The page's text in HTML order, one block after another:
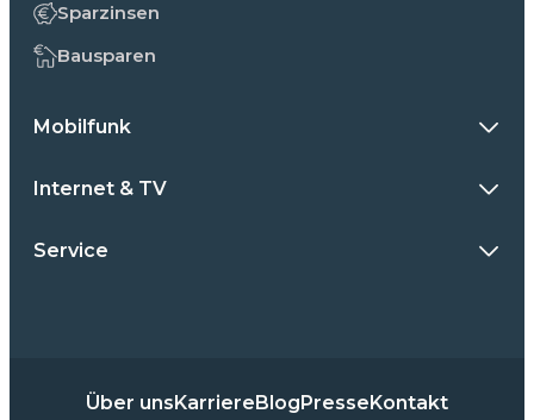
Sparzinsen
Bausparen
Mobilfunk
Internet & TV
Service
Über unsKarriereBlogPresseKontakt